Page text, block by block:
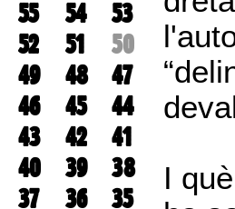
55
54
53
52
51
50
49
48
47
46
45
44
43
42
41
40
39
38
37
36
35
I